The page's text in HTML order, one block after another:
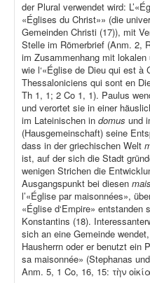
der Plural verwendet wird:
«Églises du Christ»» (die
Gemeinden Christi (17)), mit
Stelle im Römerbrief (Anm. 2,
im Zusammenhang mit
wie l‘«Église de Dieu qui est à
Thessaloniciens qui sont en
Th 1, 1; 2 Co 1, 1). Paulus
und verortet sie in einer
im Lateinischen in domus und
(Hausgemeinschaft) seine
dass in der griechischen Welt
ist, auf der sich die Stadt
wenigen Strichen die
Ausgangspunkt bei diesen
l’«Église par maisonnées»,
«Église d‘Empire» entstanden
Konstantins (18).
sich an eine Gemeinde
Hausherrn oder er benutzt ein
sa maisonnée» (Stephanas
Anm. 5, 1 Co, 16, 15: τὴν